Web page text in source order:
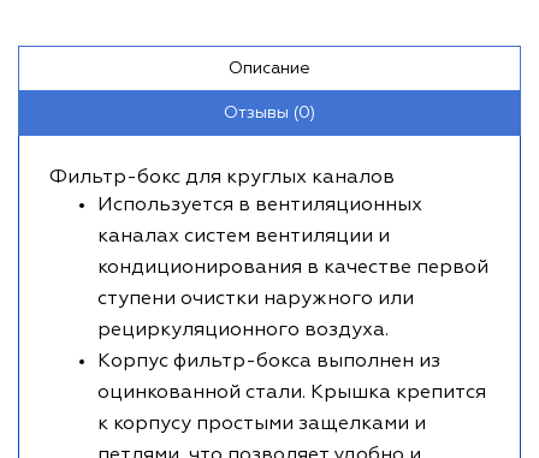
Описание
Отзывы (0)
Фильтр-бокс для круглых каналов
Используется в вентиляционных
каналах систем вентиляции и
кондиционирования в качестве первой
ступени очистки наружного или
рециркуляционного воздуха.
Корпус фильтр-бокса выполнен из
оцинкованной стали. Крышка крепится
к корпусу простыми защелками и